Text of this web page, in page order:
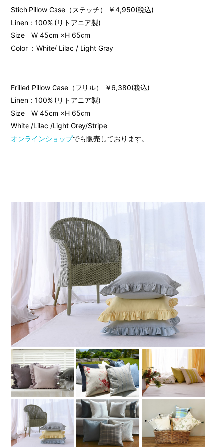
Stich Pillow Case（ステッチ） ￥4,950(税込)
Linen：100% (リトアニア製)
Size：W 45cm ×H 65cm
Color ：White/ Lilac / Light Gray
Frilled Pillow Case（フリル） ￥6,380(税込)
Linen：100% (リトアニア製)
Size：W 45cm ×H 65cm
White /Lilac /Light Grey/Stripe
オンラインショップでも販売しております。